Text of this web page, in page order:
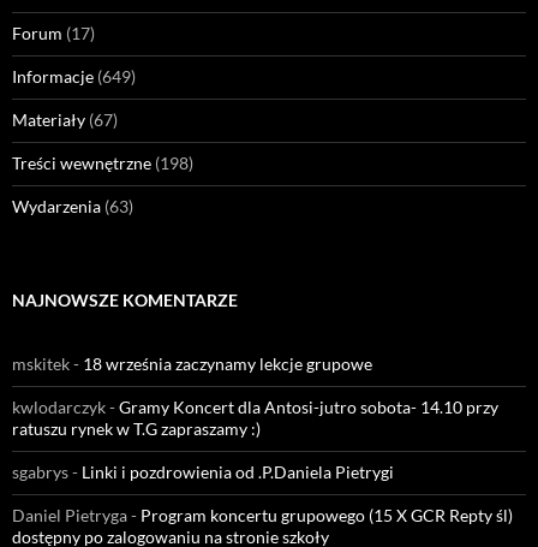
Forum (17)
Informacje (649)
Materiały (67)
Treści wewnętrzne (198)
Wydarzenia (63)
NAJNOWSZE KOMENTARZE
mskitek- 18 września zaczynamy lekcje grupowe
kwlodarczyk-Gramy Koncert dla Antosi-jutro sobota- 14.10 przy
ratuszu rynek w T.G zapraszamy :)
sgabrys- Linki i pozdrowienia od .P.Daniela Pietrygi
Daniel Pietryga- Program koncertu grupowego (15 X GCR Repty śl)
dostępny po zalogowaniu na stronie szkoły